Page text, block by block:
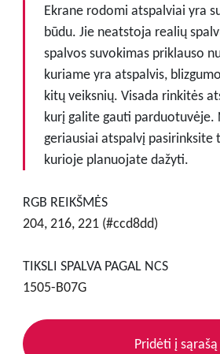
Ekrane rodomi atspalviai yra
būdu. Jie neatstoja realių
spalvos suvokimas priklauso
kuriame yra atspalvis,
kitų veiksnių. Visada rinkitės
kurį galite gauti parduotuvėje.
geriausiai atspalvį pasirinksite
kurioje planuojate dažyti.
RGB REIKŠMĖS
204, 216, 221 (#ccd8dd)
TIKSLI SPALVA PAGAL NCS
1505-B07G
Pridėti į sąrašą